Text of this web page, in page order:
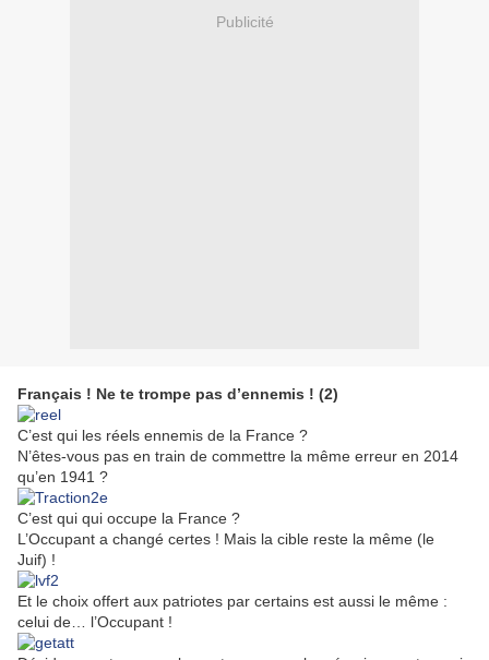
Publicité
Français ! Ne te trompe pas d’ennemis ! (2)
C’est qui les réels ennemis de la France ?
N’êtes-vous pas en train de commettre la même erreur en 2014
qu’en 1941 ?
C’est qui qui occupe la France ?
L’Occupant a changé certes ! Mais la cible reste la même (le
Juif) !
Et le choix offert aux patriotes par certains est aussi le même :
celui de… l’Occupant !